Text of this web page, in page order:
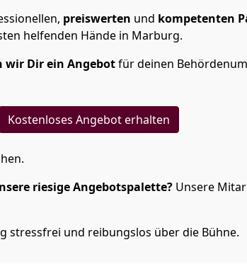
preiswerten und kompetenten
helfenden Hände in Marburg.
wir Dir ein Angebotfür deinen
Kostenloses Angebot erhalten
riesige Angebotspalette? Unsere
stressfrei und reibungslos über die Bühne.